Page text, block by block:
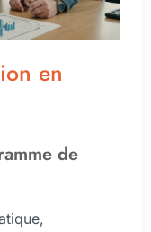
en
de